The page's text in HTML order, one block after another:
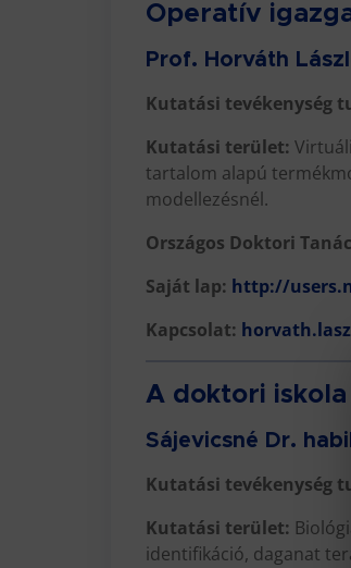
Operatív
Prof. Horváth
Kutatási tevékenység
Kutatási terület:
tartalom alapú
modellezésnél.
Országos Doktori
Saját lap: http://
Kapcsolat:
A doktori
Sájevicsné Dr.
Kutatási tevékenység
Kutatási terület:
identifikáció, daganat